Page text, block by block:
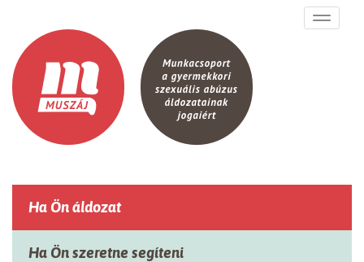
Toggle
Ha Ön áldozat
Ha Ön szeretne segíteni